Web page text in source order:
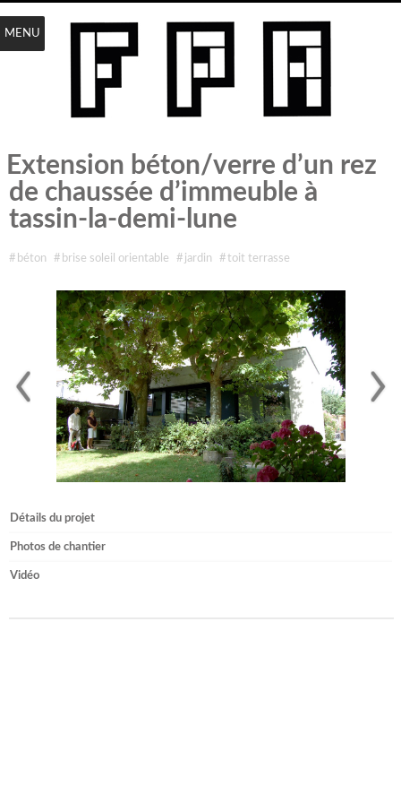
Extension béton/verre d’un rez
de chaussée d’immeuble à
tassin-la-demi-lune
# béton # brise soleil orientable # jardin #toit terrasse
Détails du projet
Photos de chantier
Vidéo
MENU